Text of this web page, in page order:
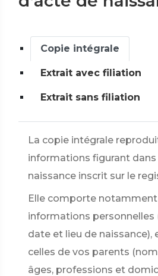
Copie intégrale
Extrait avec filiation
Extrait sans filiation
La copie intégrale
informations figurant
naissance inscrit sur le
Elle comporte
informations personnelles
date et lieu de naissance),
celles de vos parents
âges, professions et